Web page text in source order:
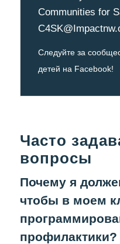
Communities for
Следуйте за
детей на Facebook!
Часто
вопросы
Почему я
чтобы в моем
профилактики?